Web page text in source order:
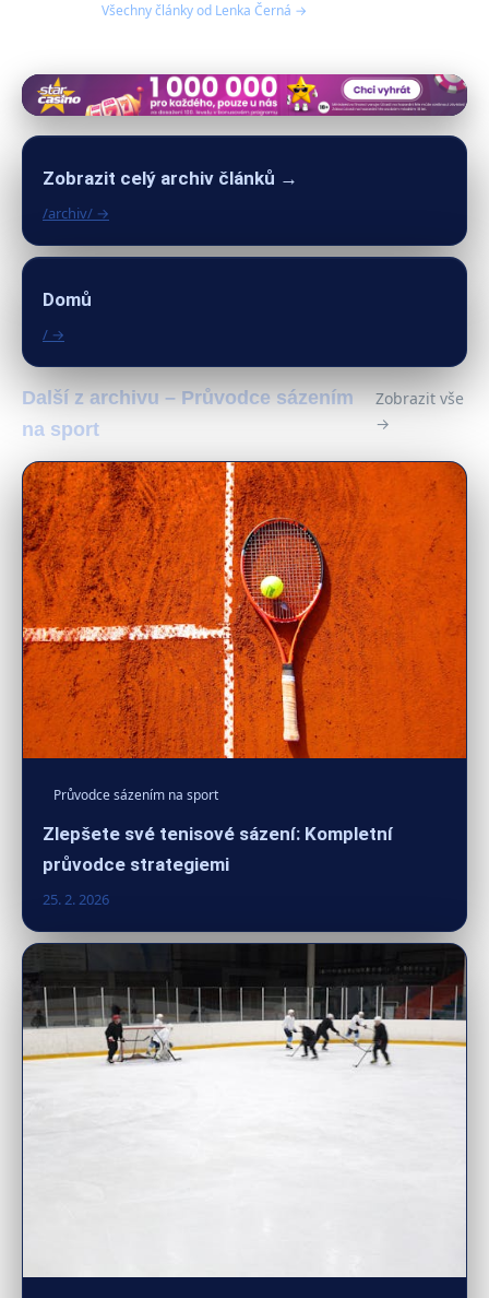
Všechny články od Lenka Černá →
Zobrazit celý archiv článků →
/archiv/ →
Domů
/ →
Další z archivu – Průvodce sázením
na sport
Zobrazit vše
→
Průvodce sázením na sport
Zlepšete své tenisové sázení: Kompletní
průvodce strategiemi
25. 2. 2026